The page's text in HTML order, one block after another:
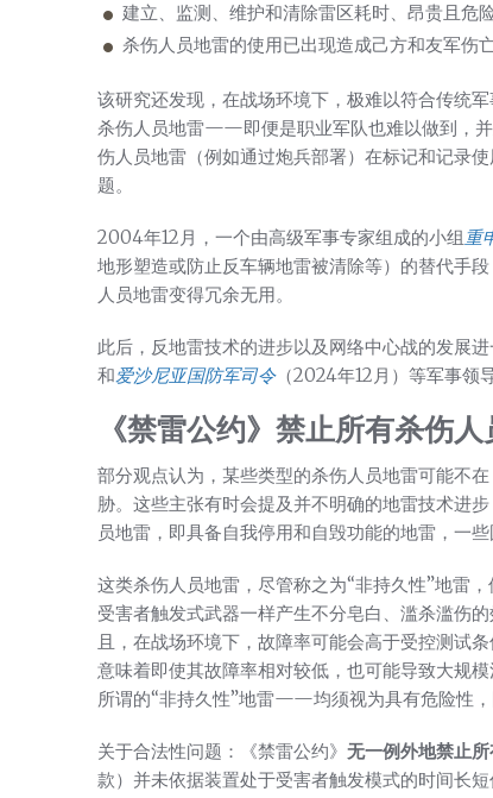
建立、监测、维护和清除雷区耗时、昂贵且危
杀伤人员地雷的使用已出现造成己方和友军伤
该研究还发现，在战场环境下，极难以符合传统
杀伤人员地雷——即便是职业军队也难以做到，
伤人员地雷（例如通过炮兵部署）在标记和记录
题。
2004年12月，一个由高级军事专家组成的小组 重
地形塑造或防止反车辆地雷被清除等）的替代手
人员地雷变得冗余无用。
此后，反地雷技术的进步以及网络中心战的发展进
和爱沙尼亚国防军司令（2024年12月）等军事领
《禁雷公约》禁止所有杀伤
部分观点认为，某些类型的杀伤人员地雷可能不
胁。这些主张有时会提及并不明确的地雷技术进
员地雷，即具备自我停用和自毁功能的地雷，一
这类杀伤人员地雷，尽管称之为“非持久性”地雷
受害者触发式武器一样产生不分皂白、滥杀滥
且，在战场环境下，故障率可能会高于受控测试
意味着即使其故障率相对较低，也可能导致大
所谓的“非持久性”地雷——均须视为具有危险性，
关于合法性问题：《禁雷公约》 无一例外地禁止
款）并未依据装置处于受害者触发模式的时间长